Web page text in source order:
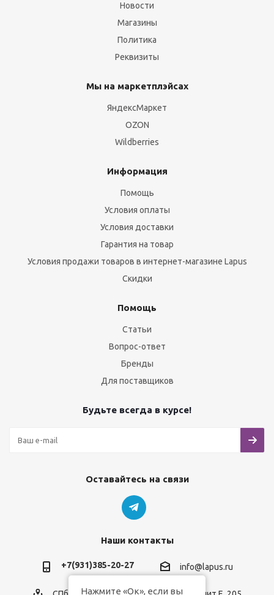
Новости
Магазины
Политика
Реквизиты
Мы на маркетплэйсах
ЯндексМаркет
OZON
Wildberries
Информация
Помощь
Условия оплаты
Условия доставки
Гарантия на товар
Условия продажи товаров в интернет-магазине Lapus
Скидки
Помощь
Статьи
Вопрос-ответ
Бренды
Для поставщиков
Будьте всегда в курсе!
Оставайтесь на связи
Наши контакты
+7(931)385-20-27 info@lapus.ru
Нажмите «Ок», если вы